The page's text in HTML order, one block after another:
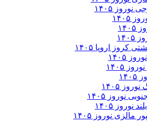
۱۴۰۵
۱۴۰۵
کروز اروپا ۱۴۰۵
۱۴۰۵
۱۴۰۵
۱۴۰۵
نوروز ۱۴۰۵
نوروز ۱۴۰۵
مالزی نوروز ۱۴۰۵